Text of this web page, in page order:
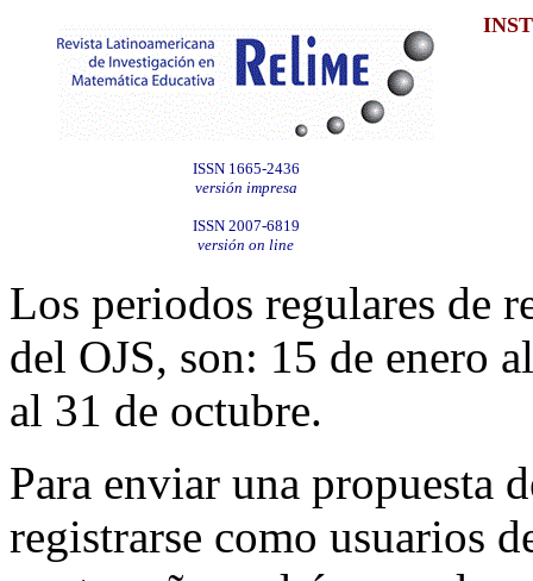
ISSN 1665-2436
versión impresa
ISSN 2007-6819
versión on line
Los periodos regulares de
del OJS, son: 15 de enero
al 31 de octubre.
Para enviar una propuesta
registrarse como usuarios